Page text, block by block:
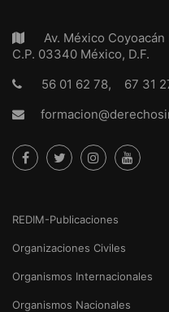
Av. México
C.P. 03340 México, D.F.
56 01 62 78, 67 31
REDIM-Publicaciones
Organizaciones Civiles
Organismos Internacionales
Organismos Nacionales